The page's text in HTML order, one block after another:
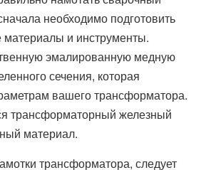
необходимо подготовить
и инструменты.
эмалированную медную
сечения, которая
вашего трансформатора.
трансформаторный железный
материал.
трансформатора, следует